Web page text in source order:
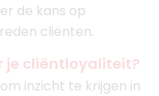
de kans op
cliënten.
je cliëntloyaliteit?
inzicht te krijgen in